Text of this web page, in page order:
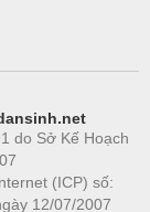
do Sở Kế Hoạch
(ICP) số:
12/07/2007